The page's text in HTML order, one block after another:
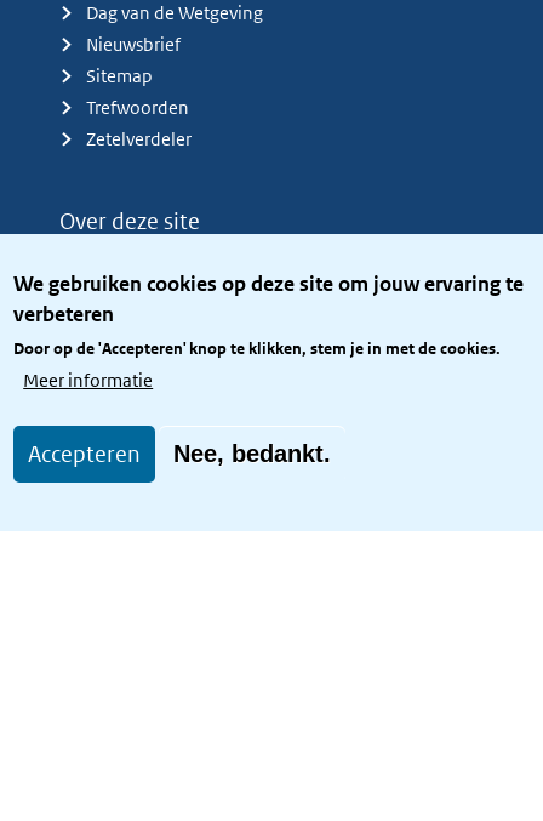
We gebruiken cookies op deze site om jouw ervaring te
verbeteren
Door op de 'Accepteren' knop te klikken, stem je in met de cookies.
Meer informatie
Accepteren Nee, bedankt.
Dag van de Wetgeving
Nieuwsbrief
Sitemap
Trefwoorden
Zetelverdeler
Over deze site
Privacy
Toegang site openbaar
Toegankelijkheid